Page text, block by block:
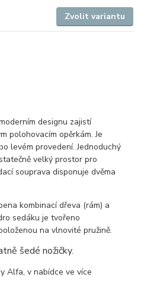
Zvolit variantu
designu zajistí
polohovacím opěrkám. Je
levém provedení. Jednoduchý
velký prostor pro
souprava disponuje dvěma
kombinací dřeva (rám) a
sedáku je tvořeno
na vlnovité pružině.
šedé nožičky.
Alfa, v nabídce ve více